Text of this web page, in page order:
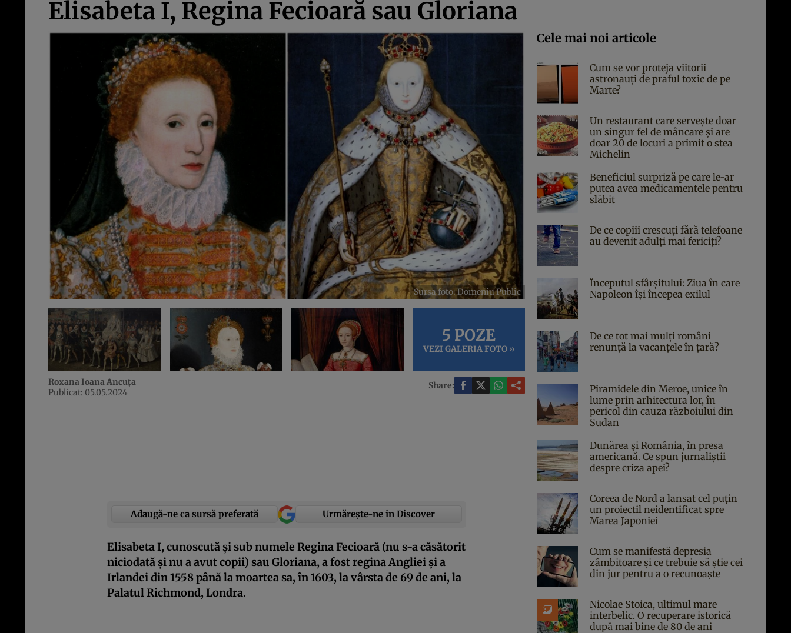
Elisabeta I, Regina Fecioară sau Gloriana
Sursa foto: Domeniu Public
5 POZE
VEZI GALERIA FOTO »
Roxana Ioana Ancuța
Publicat: 05.05.2024
Share:
Adaugă-ne ca sursă preferată Urmărește-ne in Discover
Elisabeta I, cunoscută și sub numele Regina Fecioară (nu s-a căsătorit
niciodată și nu a avut copii) sau Gloriana, a fost regina Angliei și a
Irlandei din 1558 până la moartea sa, în 1603, la vârsta de 69 de ani, la
Palatul Richmond, Londra.
Cele mai noi articole
Cum se vor proteja viitorii
astronauți de praful toxic de pe
Marte?
Un restaurant care servește doar
un singur fel de mâncare și are
doar 20 de locuri a primit o stea
Michelin
Beneficiul surpriză pe care le-ar
putea avea medicamentele pentru
slăbit
De ce copiii crescuți fără telefoane
au devenit adulți mai fericiți?
Începutul sfârşitului: Ziua în care
Napoleon îşi începea exilul
De ce tot mai mulți români
renunță la vacanțele în țară?
Piramidele din Meroe, unice în
lume prin arhitectura lor, în
pericol din cauza războiului din
Sudan
Dunărea și România, în presa
americană. Ce spun jurnaliștii
despre criza apei?
Coreea de Nord a lansat cel puțin
un proiectil neidentificat spre
Marea Japoniei
Cum se manifestă depresia
zâmbitoare și ce trebuie să știe cei
din jur pentru a o recunoaște
Nicolae Stoica, ultimul mare
interbelic. O recuperare istorică
după mai bine de 80 de ani